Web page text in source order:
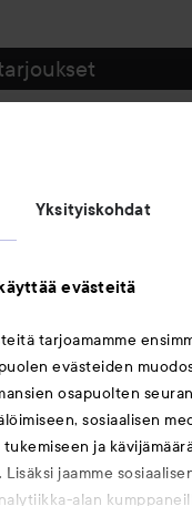
Yksityiskohdat
evästeitä
tarjoamamme
evästeiden
osapuolten
sosiaalisen
ja
jaamme
alan
tykätä